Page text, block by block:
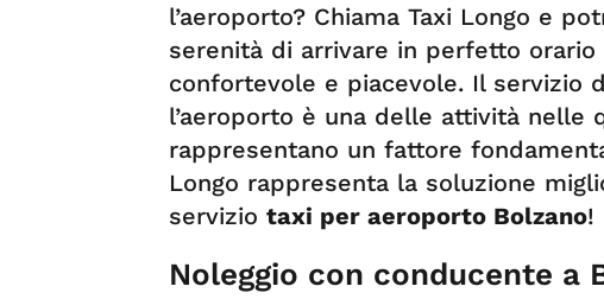
l’aeroporto? Chiama Taxi Longo e
serenità di arrivare in perfetto orario
confortevole e piacevole. Il servizio
l’aeroporto è una delle attività nelle
rappresentano un fattore
Longo rappresenta la soluzione
servizio taxi per aeroporto Bolzano!
Noleggio con conducente a